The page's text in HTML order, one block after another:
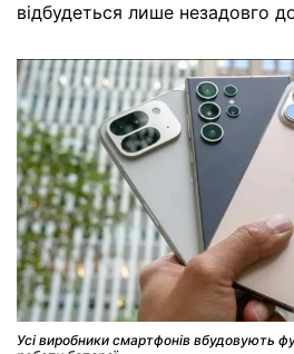
відбудеться лише незадовго
Усі виробники смартфонів вбудовують